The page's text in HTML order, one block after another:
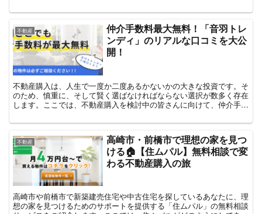
不動産
仲介手数料最大無料！「音羽トレ
ンディ」のリアルな口コミを大公
開！
不動産購入は、人生で一度か二度あるかないかの大きな投資です。そ
のため、慎重に、そして賢く選ばなければならない選択が数多く存在
します。ここでは、不動産購入を検討中の皆さんに向けて、仲介手数
不動産
高崎市・前橋市で理想の家を見つ
ける🏠【住ムパル】無料相談で変
わる不動産購入の旅
高崎市や前橋市で新築建売住宅や中古住宅を探しているあなたに、理
想の家を見つけるためのサポートを提供する「住ムパル」の無料相談